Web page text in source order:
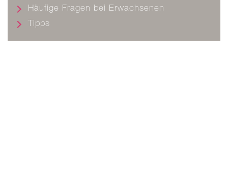
Häufige Fragen bei Erwachsenen
Tipps